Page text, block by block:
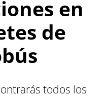
en
de
todos los